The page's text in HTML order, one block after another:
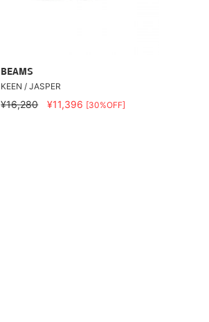
BEAMS
KEEN / JASPER
¥16,280 ¥11,396 [30%OFF]